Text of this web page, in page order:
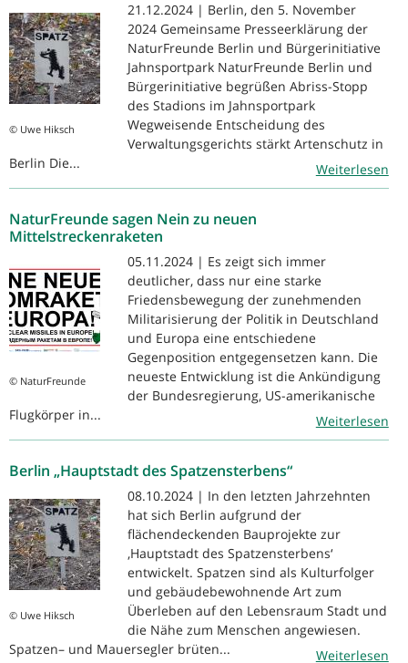
© Uwe Hiksch
21.12.2024 | Berlin, den 5. November
2024 Gemeinsame Presseerklärung der
NaturFreunde Berlin und Bürgerinitiative
Jahnsportpark NaturFreunde Berlin und
Bürgerinitiative begrüßen Abriss-Stopp
des Stadions im Jahnsportpark
Wegweisende Entscheidung des
Verwaltungsgerichts stärkt Artenschutz in
Berlin Die...
Weiterlesen
NaturFreunde sagen Nein zu neuen
Mittelstreckenraketen
© NaturFreunde
05.11.2024 | Es zeigt sich immer
deutlicher, dass nur eine starke
Friedensbewegung der zunehmenden
Militarisierung der Politik in Deutschland
und Europa eine entschiedene
Gegenposition entgegensetzen kann. Die
neueste Entwicklung ist die Ankündigung
der Bundesregierung, US-amerikanische
Flugkörper in...
Weiterlesen
Berlin „Hauptstadt des Spatzensterbens“
© Uwe Hiksch
08.10.2024 | In den letzten Jahrzehnten
hat sich Berlin aufgrund der
flächendeckenden Bauprojekte zur
‚Hauptstadt des Spatzensterbens‘
entwickelt. Spatzen sind als Kulturfolger
und gebäudebewohnende Art zum
Überleben auf den Lebensraum Stadt und
die Nähe zum Menschen angewiesen.
Spatzen– und Mauersegler brüten...
Weiterlesen